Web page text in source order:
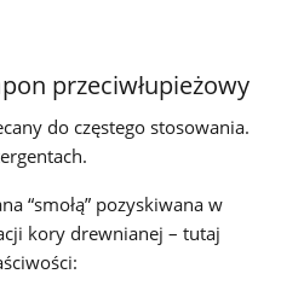
przeciwłupieżowy
do częstego stosowania.
“smołą” pozyskiwana w
kory drewnianej – tutaj